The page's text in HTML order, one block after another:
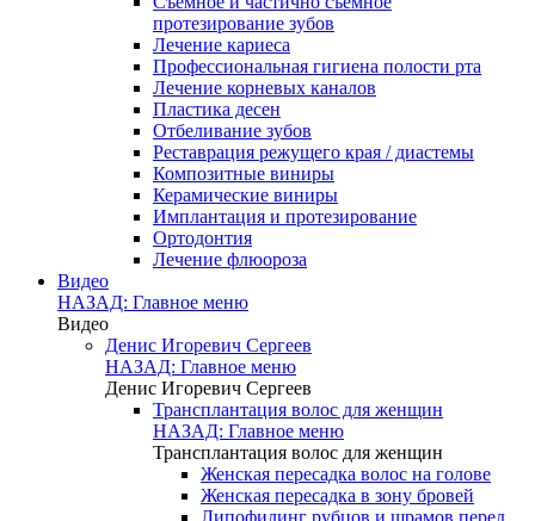
протезирование зубов
Лечение кариеса
Профессиональная гигиена полости рта
Лечение корневых каналов
Пластика десен
Отбеливание зубов
Реставрация режущего края / диастемы
Композитные виниры
Керамические виниры
Имплантация и протезирование
Ортодонтия
Лечение флюороза
Видео
НАЗАД: Главное меню
Видео
Денис Игоревич Сергеев
НАЗАД: Главное меню
Денис Игоревич Сергеев
Трансплантация волос для женщин
НАЗАД: Главное меню
Трансплантация волос для женщин
Женская пересадка волос на голове
Женская пересадка в зону бровей
Липофилинг рубцов и шрамов перед